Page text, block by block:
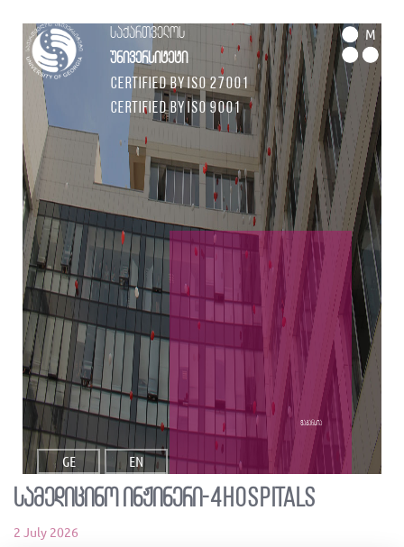
საქართველოს
უნივერსიტეტი
Certified by ISO 27001
Certified by ISO 9001
M
GE EN
ვაკანსია
სამედიცინო ინჟინერი-4Hospitals
2 July 2026